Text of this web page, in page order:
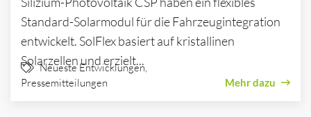
Standard-Solarmodul für die Fahrzeugintegration
entwickelt. SolFlex basiert auf kristallinen
Solarzellen und erzielt...
Neueste Entwicklungen,
Pressemitteilungen
Mehr dazu